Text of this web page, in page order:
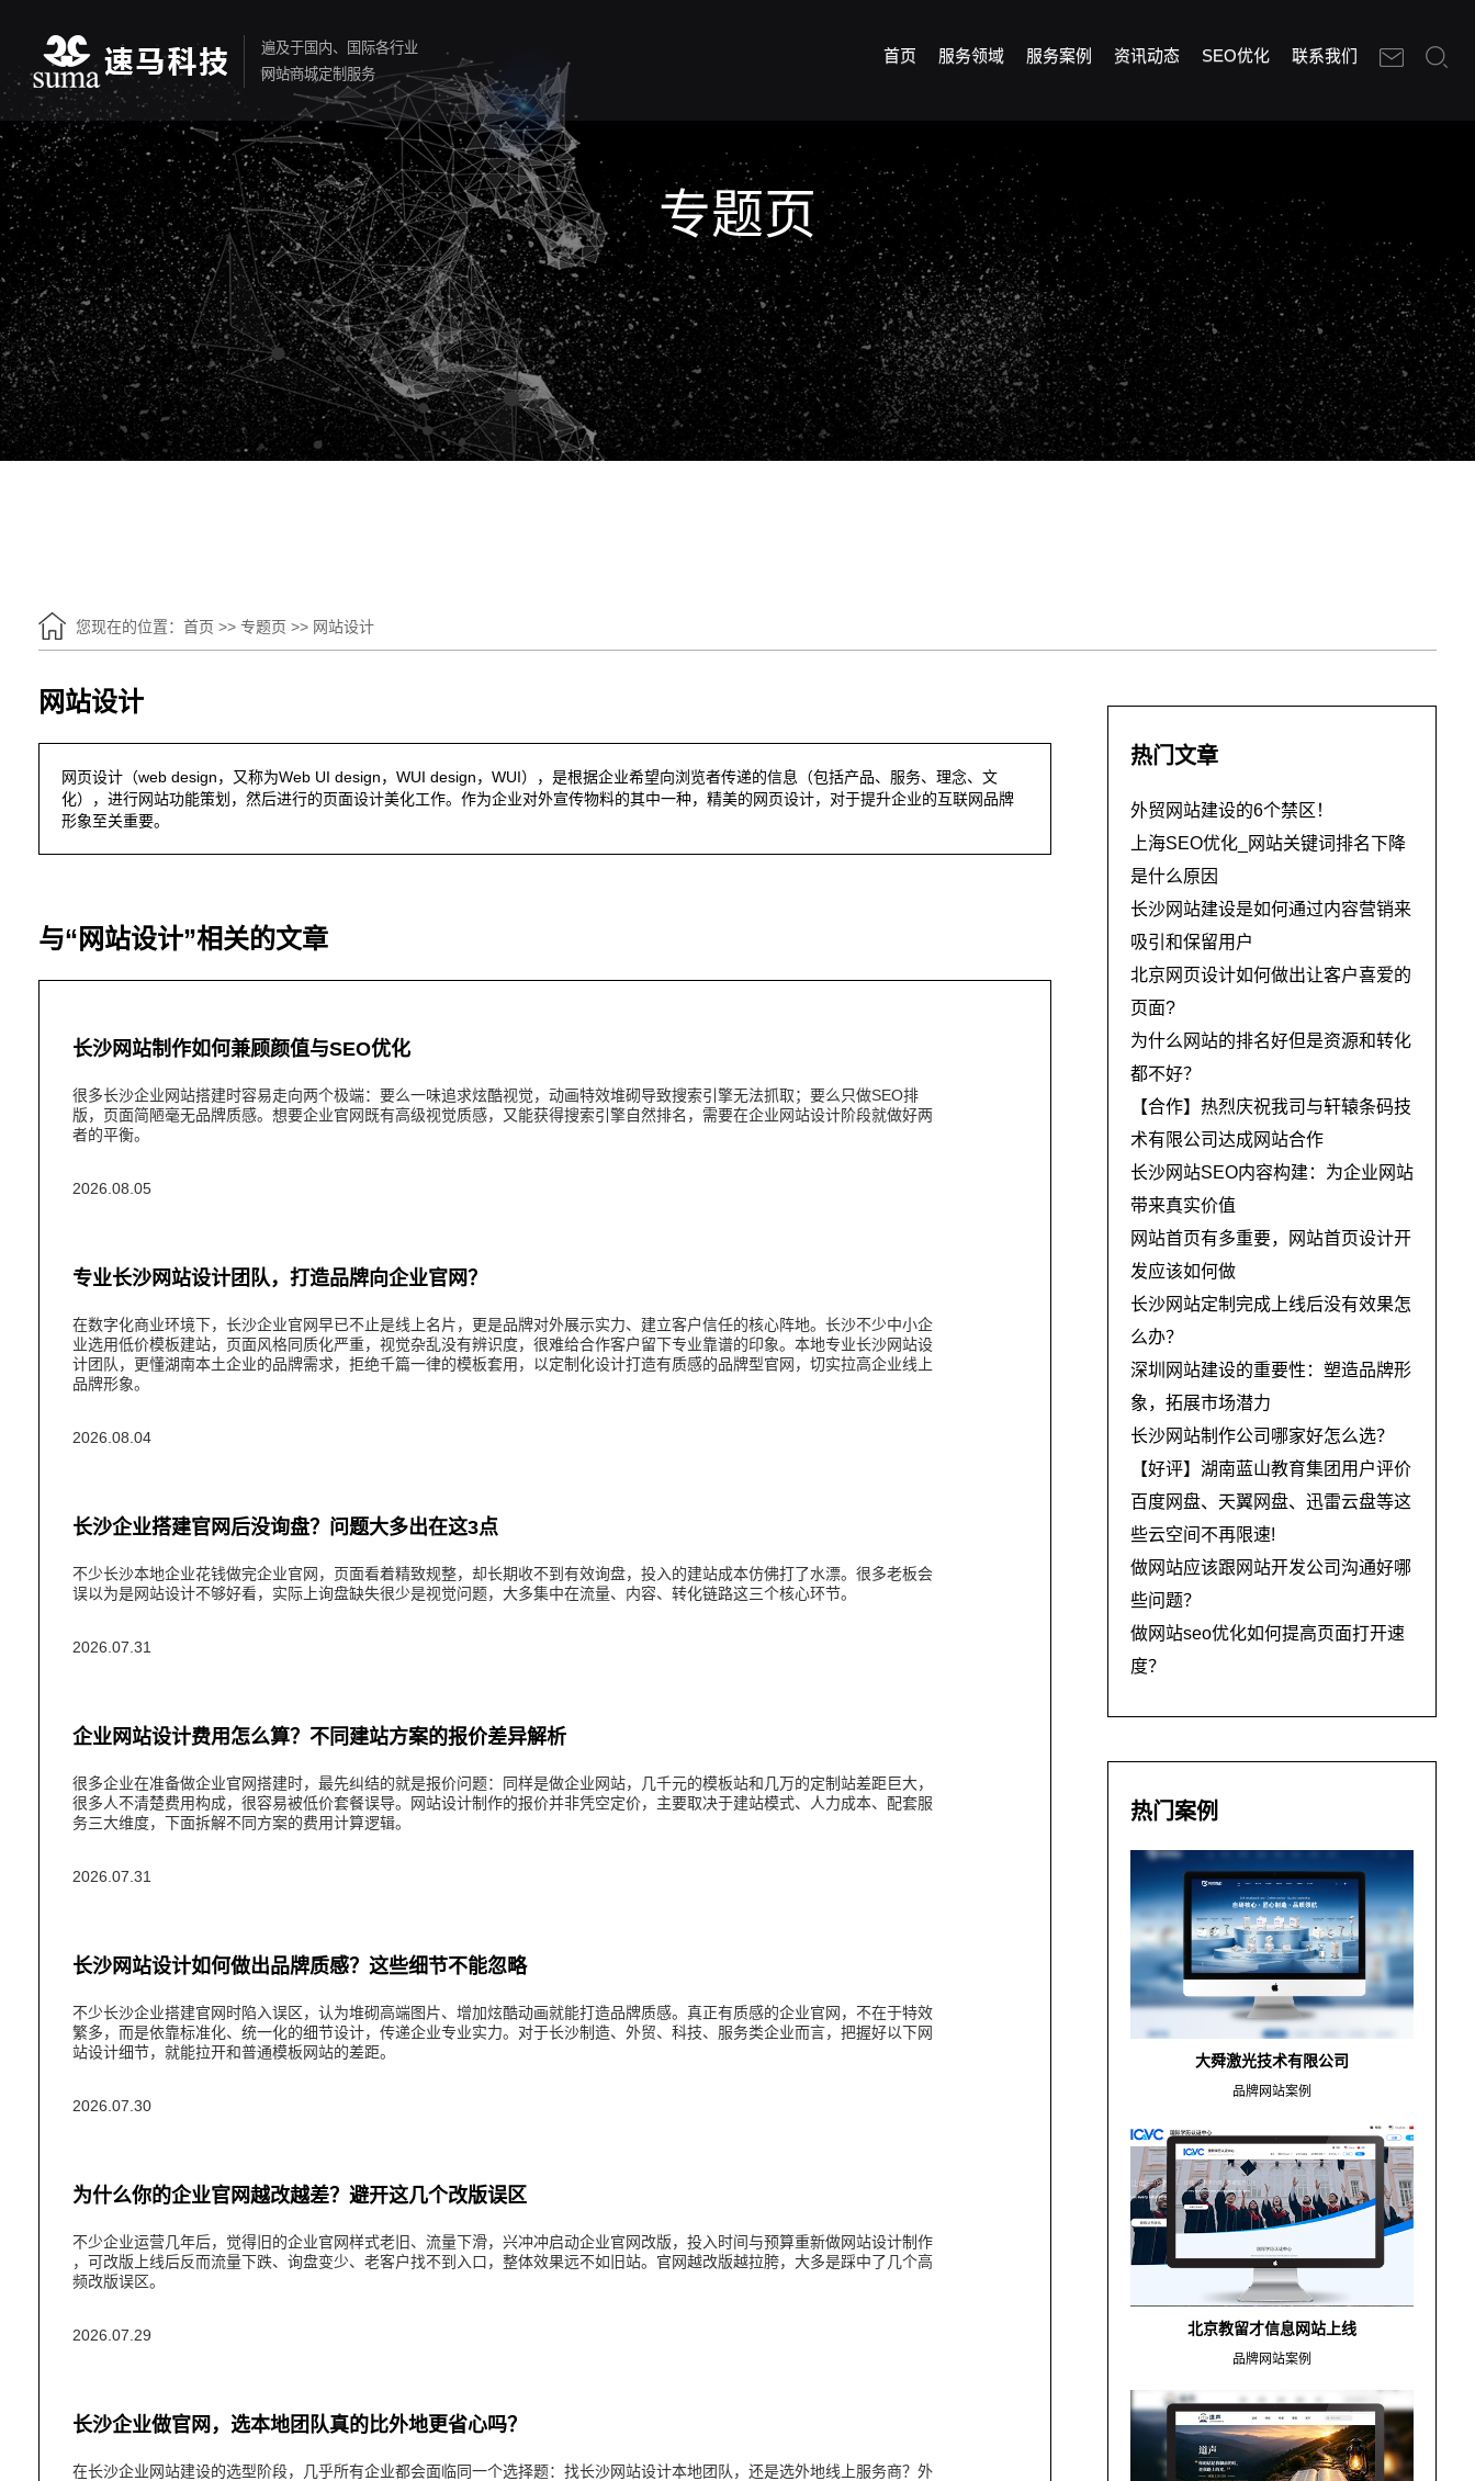
遍及于国内、国际各行业
网站商城定制服务
首页 服务领域 服务案例 资讯动态 SEO优化 联系我们
专题页
您现在的位置： 首页 >> 专题页 >> 网站设计
网站设计
网页设计（web design，又称为Web UI design，WUI design，WUI），是根据企业希望向浏览者传递的信息（包括产品、服务、理念、文
化），进行网站功能策划，然后进行的页面设计美化工作。作为企业对外宣传物料的其中一种，精美的网页设计，对于提升企业的互联网品牌
形象至关重要。
与“网站设计”相关的文章
长沙网站制作如何兼顾颜值与SEO优化
很多长沙企业网站搭建时容易走向两个极端：要么一味追求炫酷视觉，动画特效堆砌导致搜索引擎无法抓取；要么只做SEO排
版，页面简陋毫无品牌质感。想要企业官网既有高级视觉质感，又能获得搜索引擎自然排名，需要在企业网站设计阶段就做好两
者的平衡。
2026.08.05
专业长沙网站设计团队，打造品牌向企业官网？
在数字化商业环境下，长沙企业官网早已不止是线上名片，更是品牌对外展示实力、建立客户信任的核心阵地。长沙不少中小企
业选用低价模板建站，页面风格同质化严重，视觉杂乱没有辨识度，很难给合作客户留下专业靠谱的印象。本地专业长沙网站设
计团队，更懂湖南本土企业的品牌需求，拒绝千篇一律的模板套用，以定制化设计打造有质感的品牌型官网，切实拉高企业线上
品牌形象。
2026.08.04
长沙企业搭建官网后没询盘？问题大多出在这3点
不少长沙本地企业花钱做完企业官网​，页面看着精致规整，却长期收不到有效询盘，投入的建站成本仿佛打了水漂。很多老板会
误以为是网站设计不够好看，实际上询盘缺失很少是视觉问题，大多集中在流量、内容、转化链路这三个核心环节。
2026.07.31
企业网站设计费用怎么算？不同建站方案的报价差异解析
很多企业在准备做企业官网搭建时，最先纠结的就是报价问题：同样是做企业网站，几千元的模板站和几万的定制站差距巨大，
很多人不清楚费用构成，很容易被低价套餐误导。网站设计制​作的报价并非凭空定价，主要取决于建站模式、人力成本、配套服
务三大维度，下面拆解不同方案的费用计算逻辑。
2026.07.31
长沙网站设计如何做出品牌质感？这些细节不能忽略
不少长沙企业搭建官网时陷入误区，认为堆砌高端图片、增加炫酷动画就能打造品牌质感。真正有质感的企业官网，不在于特效
繁多，而是依靠标准化、统一化的细节设计，传递企业专业实力。对于长沙制造、外贸、科技、服务类企业而言，把握好以下网
站设计​细节，就能拉开和普通模板网站的差距。
2026.07.30
为什么你的企业官网越改越差？避开这几个改版误区
不少企业运营几年后，觉得旧的企业官网样式老旧、流量下滑，兴冲冲启动企业官网改版，投入时间与预算重新做网站设计制作​
，可改版上线后反而流量下跌、询盘变少、老客户找不到入口，整体效果远不如旧站。官网越改版越拉胯，大多是踩中了几个高
频改版误区。
2026.07.29
长沙企业做官网，选本地团队真的比外地更省心吗？
​在长沙企业网站建设的选型阶段，几乎所有企业都会面临同一个选择题：找长沙网站设计本地团队，还是选外地线上服务商？外
热门文章
外贸网站建设的6个禁区！
上海SEO优化_网站关键词排名下降
是什么原因
长沙网站建设是如何通过内容营销来
吸引和保留用户
北京网页设计如何做出让客户喜爱的
页面?
为什么网站的排名好但是资源和转化
都不好？
【合作】热烈庆祝我司与轩辕条码技
术有限公司达成网站合作
长沙网站SEO内容构建：为企业网站
带来真实价值
网站首页有多重要，网站首页设计开
发应该如何做
长沙网站定制完成上线后没有效果怎
么办？
深圳网站建设的重要性：塑造品牌形
象，拓展市场潜力
长沙网站制作公司哪家好怎么选？
【好评】湖南蓝山教育集团用户评价
百度网盘、天翼网盘、迅雷云盘等这
些云空间不再限速!
做网站应该跟网站开发公司沟通好哪
些问题？
做网站seo优化如何提高页面打开速
度？
热门案例
大舜激光技术有限公司
品牌网站案例
北京教留才信息网站上线
品牌网站案例